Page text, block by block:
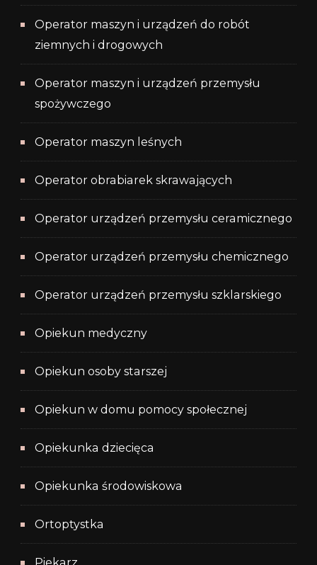
Operator maszyn i urządzeń do robót
ziemnych i drogowych
Operator maszyn i urządzeń przemysłu
spożywczego
Operator maszyn leśnych
Operator obrabiarek skrawających
Operator urządzeń przemysłu ceramicznego
Operator urządzeń przemysłu chemicznego
Operator urządzeń przemysłu szklarskiego
Opiekun medyczny
Opiekun osoby starszej
Opiekun w domu pomocy społecznej
Opiekunka dziecięca
Opiekunka środowiskowa
Ortoptystka
Piekarz